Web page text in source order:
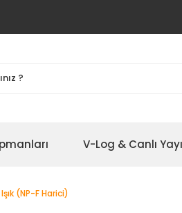
V-Log & Canlı
(NP-F Harici)